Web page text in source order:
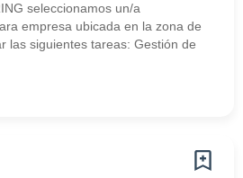
seleccionamos un/a
empresa ubicada en la zona de
las siguientes tareas: Gestión de